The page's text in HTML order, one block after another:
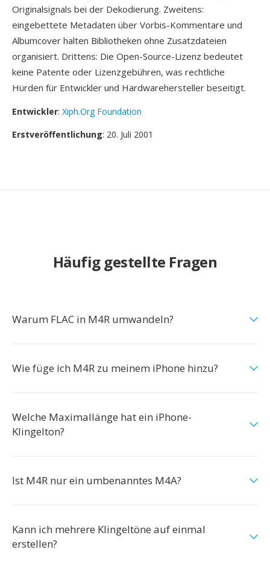
Originalsignals bei der Dekodierung. Zweitens:
eingebettete Metadaten über Vorbis-Kommentare und
Albumcover halten Bibliotheken ohne Zusatzdateien
organisiert. Drittens: Die Open-Source-Lizenz bedeutet
keine Patente oder Lizenzgebühren, was rechtliche
Hürden für Entwickler und Hardwarehersteller beseitigt.
Entwickler: Xiph.Org Foundation
Erstveröffentlichung: 20. Juli 2001
Häufig gestellte Fragen
Warum FLAC in M4R umwandeln?
Wie füge ich M4R zu meinem iPhone hinzu?
Welche Maximallänge hat ein iPhone-
Klingelton?
Ist M4R nur ein umbenanntes M4A?
Kann ich mehrere Klingeltöne auf einmal
erstellen?